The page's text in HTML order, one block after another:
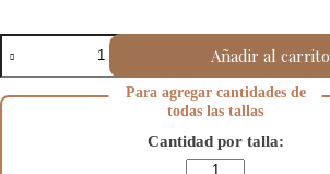
Sandalias
con
corte
H
Añadir al carrito
Para agregar cantidades de
todas las tallas
Cantidad por talla: